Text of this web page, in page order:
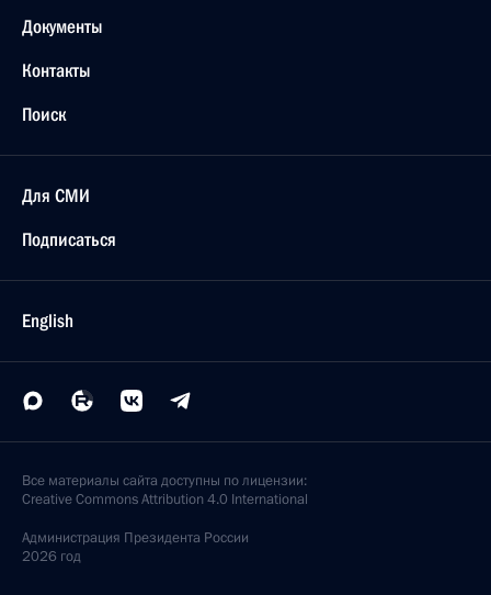
Документы
Контакты
Поиск
Для СМИ
Подписаться
English
Все материалы сайта доступны по лицензии:
Creative Commons Attribution 4.0 International
Администрация Президента России
2026 год